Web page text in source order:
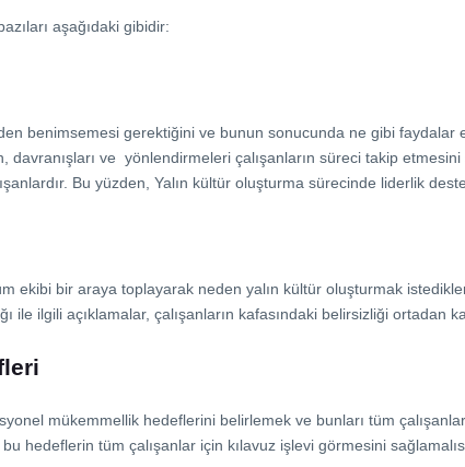
aşağıdaki gibidir:
benimsemesi gerektiğini ve bunun sonucunda ne gibi faydalar
ve yönlendirmeleri çalışanların süreci takip etmesini
Bu yüzden, Yalın kültür oluşturma sürecinde liderlik
ekibi bir araya toplayarak neden yalın kültür oluşturmak
ile ilgili açıklamalar, çalışanların kafasındaki belirsizliği ortadan
mükemmellik hedeflerini belirlemek ve bunları tüm
hedeflerin tüm çalışanlar için kılavuz işlevi görmesini